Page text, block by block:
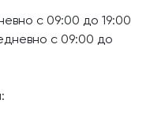
с 09:00 до 19:00
с 09:00 до